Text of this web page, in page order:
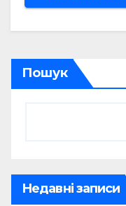
Пошук
Недавні записи